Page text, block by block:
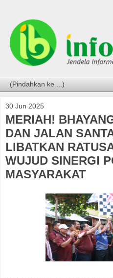
30 Jun 2025
MERIAH!
DAN JALAN
LIBATKAN
WUJUD SINERGI
MASYARAKAT